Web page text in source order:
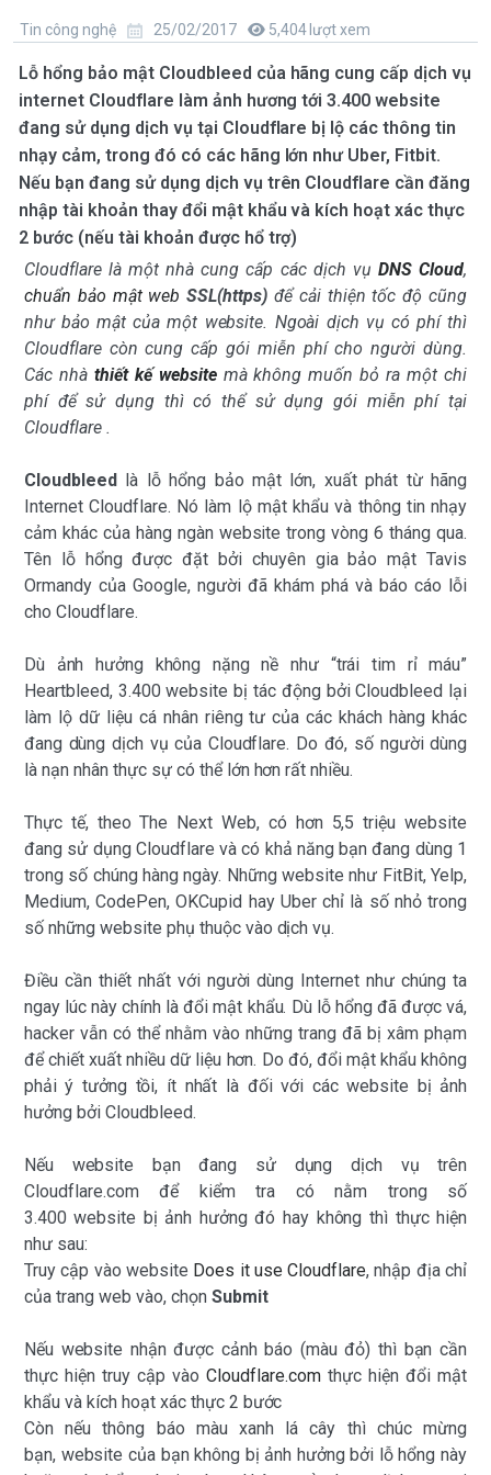
Tin công nghệ 25/02/2017 5,404 lượt xem
Lỗ hổng bảo mật Cloudbleed của hãng cung cấp dịch vụ
internet Cloudflare làm ảnh hương tới 3.400 website
đang sử dụng dịch vụ tại Cloudflare bị lộ các thông tin
nhạy cảm, trong đó có các hãng lớn như Uber, Fitbit.
Nếu bạn đang sử dụng dịch vụ trên Cloudflare cần đăng
nhập tài khoản thay đổi mật khẩu và kích hoạt xác thực
2 bước (nếu tài khoản được hổ trợ)
Cloudflare là một nhà cung cấp các dịch vụ DNS Cloud,
chuẩn bảo mật web SSL(https) để cải thiện tốc độ cũng
như bảo mật của một website. Ngoài dịch vụ có phí thì
Cloudflare còn cung cấp gói miễn phí cho người dùng.
Các nhà thiết kế websitemà không muốn bỏ ra một chi
phí để sử dụng thì có thể sử dụng gói miễn phí tại
Cloudflare .
Cloudbleed là lỗ hổng bảo mật lớn, xuất phát từ hãng
Internet Cloudflare. Nó làm lộ mật khẩu và thông tin nhạy
cảm khác của hàng ngàn website trong vòng 6 tháng qua.
Tên lỗ hổng được đặt bởi chuyên gia bảo mật Tavis
Ormandy của Google, người đã khám phá và báo cáo lỗi
cho Cloudflare.
Dù ảnh hưởng không nặng nề như “trái tim rỉ máu”
Heartbleed, 3.400 website bị tác động bởi Cloudbleed lại
làm lộ dữ liệu cá nhân riêng tư của các khách hàng khác
đang dùng dịch vụ của Cloudflare. Do đó, số người dùng
là nạn nhân thực sự có thể lớn hơn rất nhiều.
Thực tế, theo The Next Web, có hơn 5,5 triệu website
đang sử dụng Cloudflare và có khả năng bạn đang dùng 1
trong số chúng hàng ngày. Những website như FitBit, Yelp,
Medium, CodePen, OKCupid hay Uber chỉ là số nhỏ trong
số những website phụ thuộc vào dịch vụ.
Điều cần thiết nhất với người dùng Internet như chúng ta
ngay lúc này chính là đổi mật khẩu. Dù lỗ hổng đã được vá,
hacker vẫn có thể nhằm vào những trang đã bị xâm phạm
để chiết xuất nhiều dữ liệu hơn. Do đó, đổi mật khẩu không
phải ý tưởng tồi, ít nhất là đối với các website bị ảnh
hưởng bởi Cloudbleed.
Nếu website bạn đang sử dụng dịch vụ trên
Cloudflare.com để kiểm tra có nằm trong số
3.400 website bị ảnh hưởng đó hay không thì thực hiện
như sau:
Truy cập vào website Does it use Cloudflare, nhập địa chỉ
của trang web vào, chọn Submit
Nếu website nhận được cảnh báo (màu đỏ) thì bạn cần
thực hiện truy cập vàoCloudflare.comthực hiện đổi mật
khẩu và kích hoạt xác thực 2 bước
Còn nếu thông báo màu xanh lá cây thì chúc mừng
bạn, website của bạn không bị ảnh hưởng bởi lỗ hổng này